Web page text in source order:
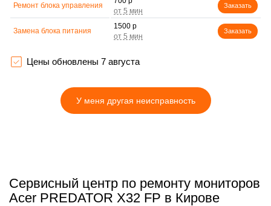
Ремонт блока управления Заказать
Замена блока питания
1500 р
Заказать
компонентов
Цены обновлены 7 августа
У меня другая неисправность
Сервисный центр по ремонту мониторов
Acer PREDATOR X32 FP в Кирове